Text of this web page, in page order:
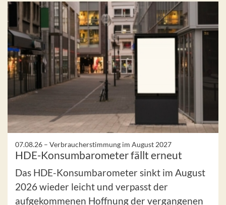
07.08.26 – Verbraucherstimmung im August 2027
HDE-Konsumbarometer fällt erneut
Das HDE-Konsumbarometer sinkt im August
2026 wieder leicht und verpasst der
aufgekommenen Hoffnung der vergangenen